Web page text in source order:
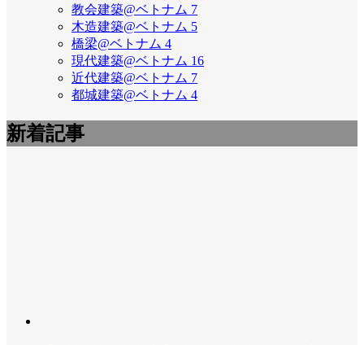
教会建築@ベトナム 7
木造建築@ベトナム 5
橋梁@ベトナム 4
現代建築@ベトナム 16
近代建築@ベトナム 7
都城建築@ベトナム 4
新着記事